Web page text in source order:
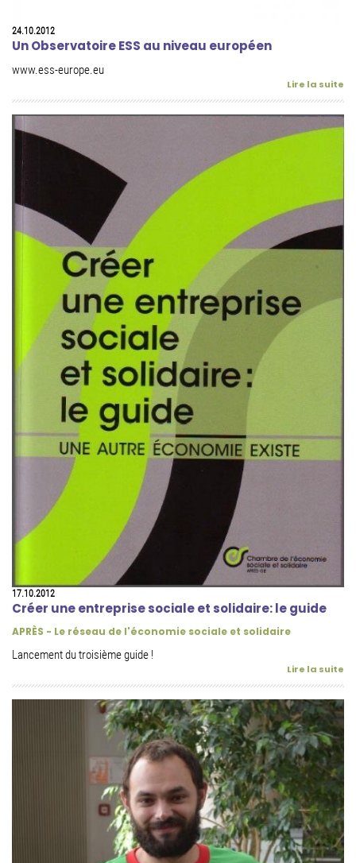
24.10.2012
Un Observatoire ESS au niveau européen
www.ess-europe.eu
Lire la suite
17.10.2012
Créer une entreprise sociale et solidaire: le guide
APRÈS - Le réseau de l'économie sociale et solidaire
Lancement du troisième guide !
Lire la suite